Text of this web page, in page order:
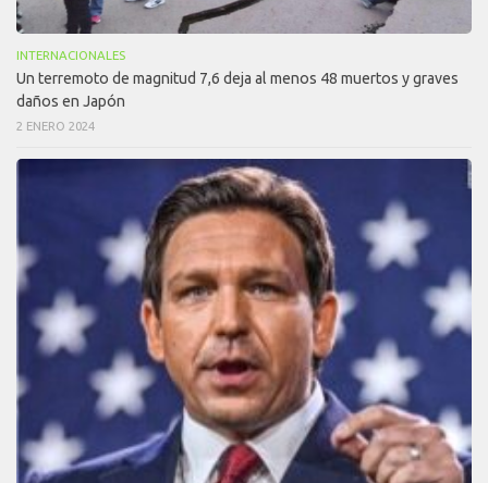
INTERNACIONALES
Un terremoto de magnitud 7,6 deja al menos 48 muertos y graves
daños en Japón
2 ENERO 2024